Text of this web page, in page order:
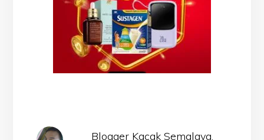
Blogger Kacak Semalaya.